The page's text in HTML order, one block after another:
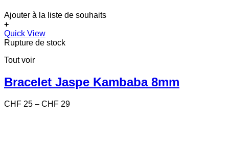
Ajouter à la liste de souhaits
+
Ce
produit
plusieurs
Les
options
être
Quick View
Rupture de stock
Tout voir
Bracelet Jaspe Kambaba 8mm
CHF 25 – CHF 29Price